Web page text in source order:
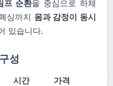
프 순환을 중심으로 하체
싱까지 몸과 감정이 동시
있습니다.
성
시간
가격